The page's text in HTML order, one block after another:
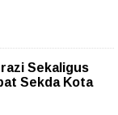
Sekaligus
Sekda Kota